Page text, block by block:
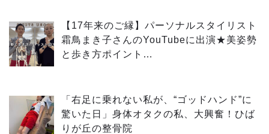
【17年来のご縁】パーソナルスタイリスト
霜鳥まき子さんのYouTubeに出演★美姿勢
と歩き方ポイント…
「右足に乗れない私が、“ゴッドハンド”に
驚いた日」身体オタクの私、大興奮！ひば
りが丘の整骨院